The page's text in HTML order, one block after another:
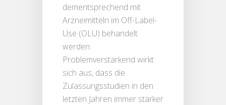
dementsprechend mit
Arzneimitteln im Off-Label-
Use (OLU) behandelt
werden.
Problemverstärkend wirkt
sich aus, dass die
Zulassungsstudien in den
letzten Jahren immer stärker